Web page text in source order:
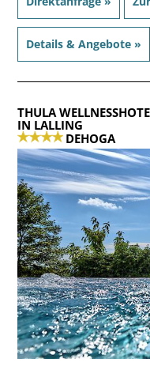
Details & Angebote »
THULA
IN LALLING
DEHOGA